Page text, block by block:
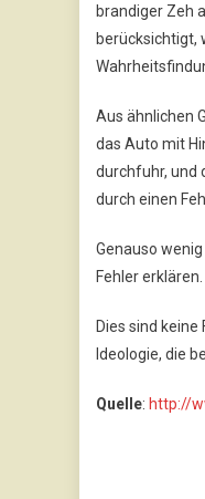
brandiger Zeh
berücksichtigt,
Aus ähnlichen
das Auto mit
durchfuhr, und
durch einen
Genauso
Fehler erklären.
Dies sind
Ideologie, die
Quelle: http://